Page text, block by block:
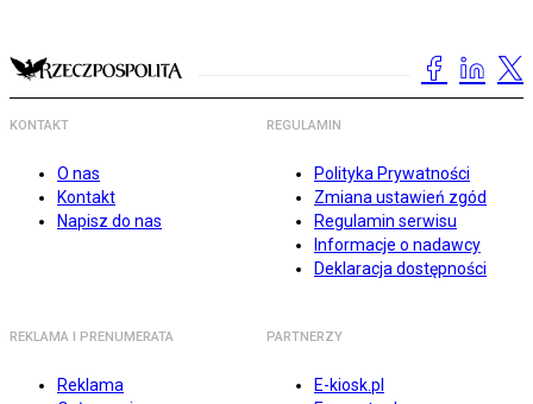
KONTAKT
O nas
Kontakt
Napisz do nas
REGULAMIN
Polityka Prywatności
Zmiana ustawień zgód
Regulamin serwisu
Informacje o nadawcy
Deklaracja dostępności
REKLAMA I PRENUMERATA
Reklama
PARTNERZY
E-kiosk.pl